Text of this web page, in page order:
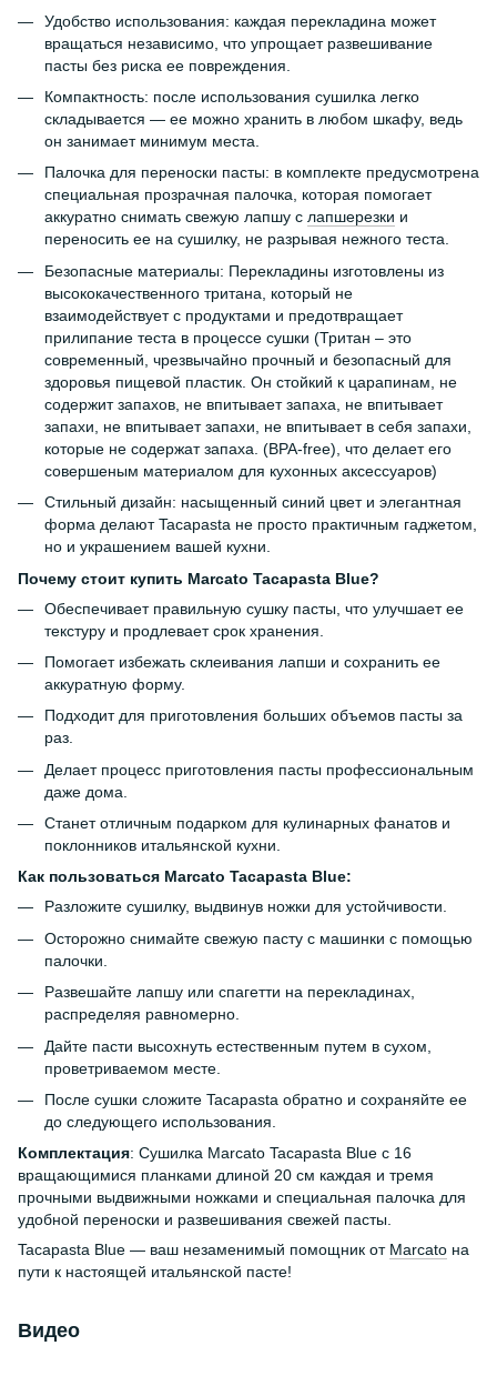
Удобство использования: каждая перекладина может
вращаться независимо, что упрощает развешивание
пасты без риска ее повреждения.
Компактность: после использования сушилка легко
складывается — ее можно хранить в любом шкафу, ведь
он занимает минимум места.
Палочка для переноски пасты: в комплекте предусмотрена
специальная прозрачная палочка, которая помогает
аккуратно снимать свежую лапшу с лапшерезки и
переносить ее на сушилку, не разрывая нежного теста.
Безопасные материалы: Перекладины изготовлены ​​из
высококачественного тритана, который не
взаимодействует с продуктами и предотвращает
прилипание теста в процессе сушки (Тритан – это
современный, чрезвычайно прочный и безопасный для
здоровья пищевой пластик. Он стойкий к царапинам, не
содержит запахов, не впитывает запаха, не впитывает
запахи, не впитывает запахи, не впитывает в себя запахи,
которые не содержат запаха. (BPA-free), что делает его
совершеным материалом для кухонных аксессуаров)
Стильный дизайн: насыщенный синий цвет и элегантная
форма делают Tacapasta не просто практичным гаджетом,
но и украшением вашей кухни.
Почему стоит купить Marcato Tacapasta Blue?
Обеспечивает правильную сушку пасты, что улучшает ее
текстуру и продлевает срок хранения.
Помогает избежать склеивания лапши и сохранить ее
аккуратную форму.
Подходит для приготовления больших объемов пасты за
раз.
Делает процесс приготовления пасты профессиональным
даже дома.
Станет отличным подарком для кулинарных фанатов и
поклонников итальянской кухни.
Как пользоваться Marcato Tacapasta Blue:
Разложите сушилку, выдвинув ножки для устойчивости.
Осторожно снимайте свежую пасту с машинки с помощью
палочки.
Развешайте лапшу или спагетти на перекладинах,
распределяя равномерно.
Дайте пасти высохнуть естественным путем в сухом,
проветриваемом месте.
После сушки сложите Tacapasta обратно и сохраняйте ее
до следующего использования.
Комплектация: Сушилка Marcato Tacapasta Blue с 16
вращающимися планками длиной 20 см каждая и тремя
прочными выдвижными ножками и специальная палочка для
удобной переноски и развешивания свежей пасты.
Tacapasta Blue — ваш незаменимый помощник от Marcato на
пути к настоящей итальянской пасте!
Видео